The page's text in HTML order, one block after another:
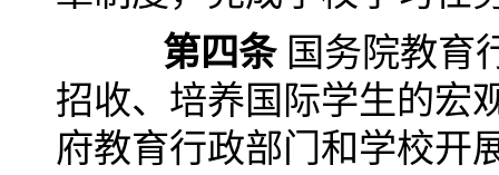
第四条国务院教育
招收、培养国际学生的宏
府教育行政部门和学校开